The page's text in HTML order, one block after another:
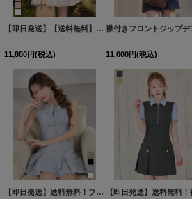
【即日発送】【送料無料】新色登場！フロントジップ/ノースリーブ/フレア/Aライン/ドッキング/チュール/ストレッチ/無地/ミニドレス/キャバドレス【XS-Lサイズ/5カラー】[OF03]【YN】dzquBF
11,880円(税込) 11,000円(税込)
【即日発送】送料無料！フロントジップ/ノースリーブ/フラワースパンコール/ビジュー/ツイード/プリーツ/Aライン/ミニドレス/キャバドレス【XS-XLサイズ/4カラー】[OF01] 【SB】dzwvBF